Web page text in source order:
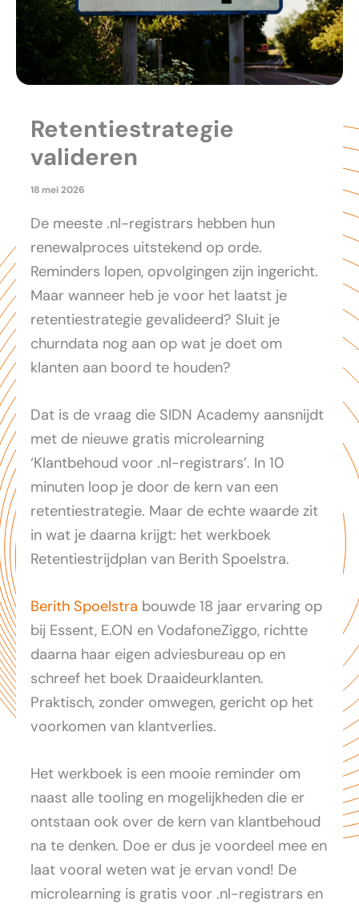
Retentiestrategie
valideren
18 mei 2026
De meeste .nl-registrars hebben hun
renewalproces uitstekend op orde.
Reminders lopen, opvolgingen zijn ingericht.
Maar wanneer heb je voor het laatst je
retentiestrategie gevalideerd? Sluit je
churndata nog aan op wat je doet om
klanten aan boord te houden?
Dat is de vraag die SIDN Academy aansnijdt
met de nieuwe gratis microlearning
‘Klantbehoud voor .nl-registrars’. In 10
minuten loop je door de kern van een
retentiestrategie. Maar de echte waarde zit
in wat je daarna krijgt: het werkboek
Retentiestrijdplan van Berith Spoelstra.
Berith Spoelstra bouwde 18 jaar ervaring op
bij Essent, E.ON en VodafoneZiggo, richtte
daarna haar eigen adviesbureau op en
schreef het boek Draaideurklanten.
Praktisch, zonder omwegen, gericht op het
voorkomen van klantverlies.
Het werkboek is een mooie reminder om
naast alle tooling en mogelijkheden die er
ontstaan ook over de kern van klantbehoud
na te denken. Doe er dus je voordeel mee en
laat vooral weten wat je ervan vond! De
microlearning is gratis voor .nl-registrars en